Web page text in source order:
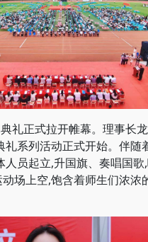
正式拉开帷幕。理事长
礼系列活动正式开始。伴随
人员起立,升国旗、奏唱国歌
场上空,饱含着师生们浓浓